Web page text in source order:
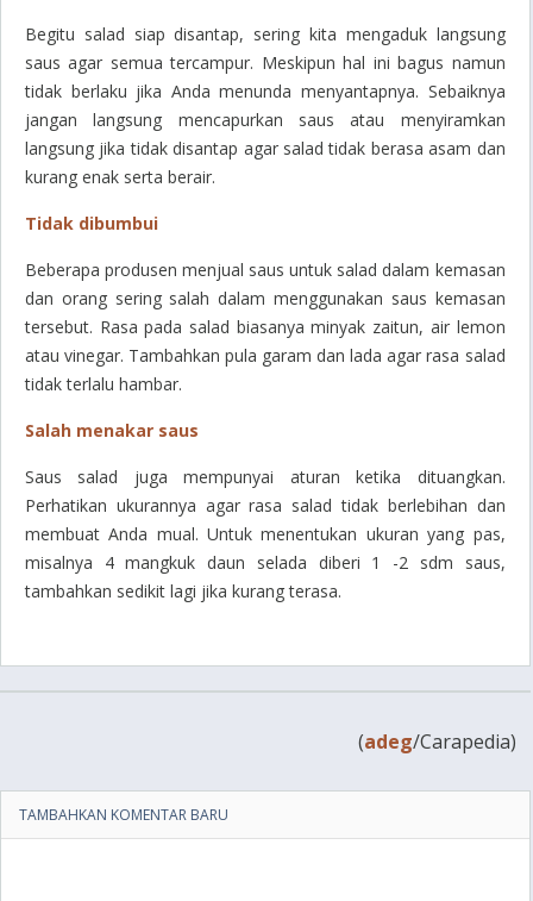
Begitu salad siap disantap, sering kita mengaduk langsung
saus agar semua tercampur. Meskipun hal ini bagus namun
tidak berlaku jika Anda menunda menyantapnya. Sebaiknya
jangan langsung mencapurkan saus atau menyiramkan
langsung jika tidak disantap agar salad tidak berasa asam dan
kurang enak serta berair.
Tidak dibumbui
Beberapa produsen menjual saus untuk salad dalam kemasan
dan orang sering salah dalam menggunakan saus kemasan
tersebut. Rasa pada salad biasanya minyak zaitun, air lemon
atau vinegar. Tambahkan pula garam dan lada agar rasa salad
tidak terlalu hambar.
Salah menakar saus
Saus salad juga mempunyai aturan ketika dituangkan.
Perhatikan ukurannya agar rasa salad tidak berlebihan dan
membuat Anda mual. Untuk menentukan ukuran yang pas,
misalnya 4 mangkuk daun selada diberi 1 -2 sdm saus,
tambahkan sedikit lagi jika kurang terasa.
(adeg/Carapedia)
TAMBAHKAN KOMENTAR BARU